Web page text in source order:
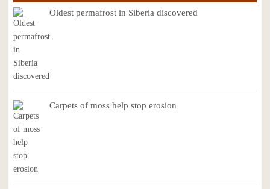
Oldest permafrost in Siberia discovered
Carpets of moss help stop erosion